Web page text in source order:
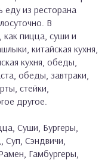
еду из ресторана
В
как пицца, суши и
китайская кухня,
кухня, обеды,
обеды, завтраки,
стейки,
другое.
Суши, Бургеры,
Суп, Сэндвичи,
Гамбургеры,